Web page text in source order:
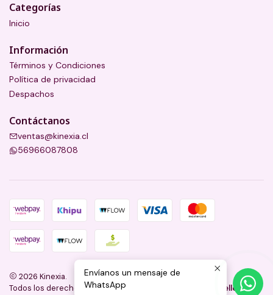
Categorías
Inicio
Información
Términos y Condiciones
Política de privacidad
Despachos
Contáctanos
ventas@kinexia.cl
56966087808
2026 Kinexia.
Todos los derechos reservados.
Desarrollado por Jumpseller.
Envíanos un mensaje de
WhatsApp